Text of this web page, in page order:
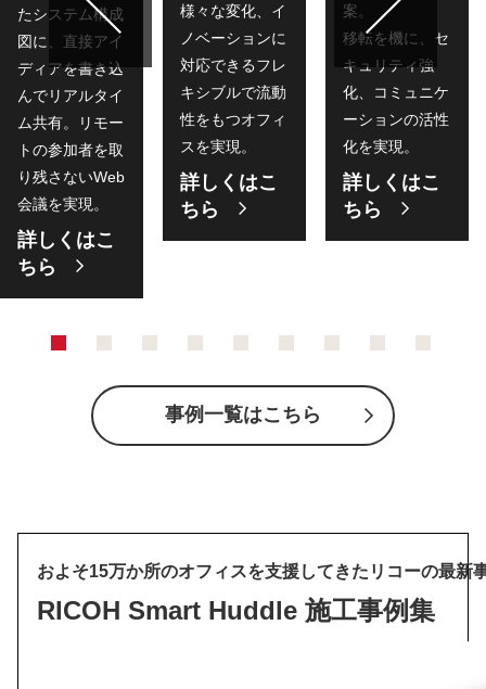
たシステム構成
図に、直接アイ
ディアを書き込
んでリアルタイ
ム共有。リモー
トの参加者を取
り残さないWeb
会議を実現。
詳しくはこ
ちら
様々な変化、イ
ノベーションに
対応できるフレ
キシブルで流動
性をもつオフィ
スを実現。
詳しくはこ
ちら
案。
移転を機に、セ
キュリティ強
化、コミュニケ
ーションの活性
化を実現。
詳しくはこ
ちら
事例一覧はこちら
およそ15万か所のオフィスを支援してきたリコーの最新
RICOH Smart Huddle 施工事例集